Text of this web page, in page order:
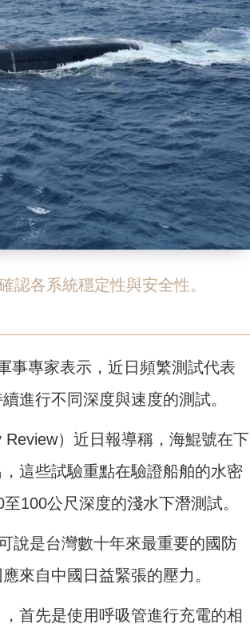
認各系統穩定性與安全性。
事專家表示，近日頻繁測試代表
進行不同深度與速度的測試。
）近日報導稱，海鯤號在下
這些試驗重點在驗證船舶的水密
100公尺深度的淺水下潛測試。
說是台灣數十年來最重要的國防
來自中國日益緊張的壓力。
首先是使用呼吸管進行充電的相